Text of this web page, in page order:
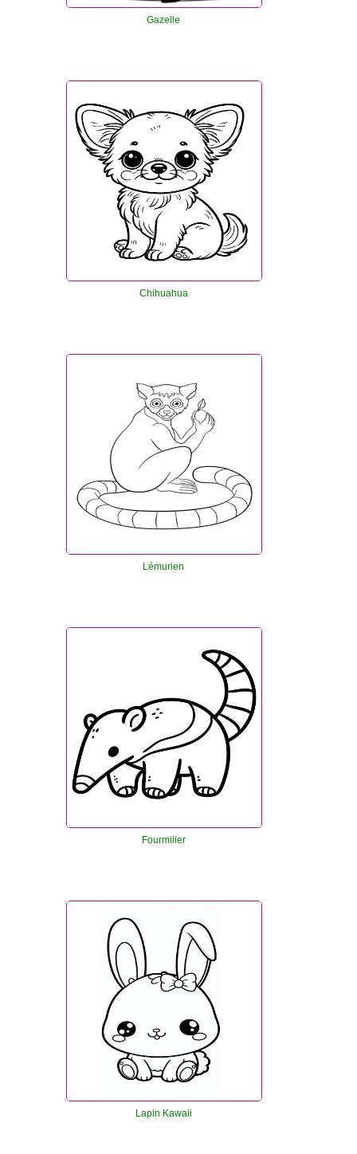
Gazelle
Chihuahua
Lémurien
Fourmilier
Lapin Kawaii